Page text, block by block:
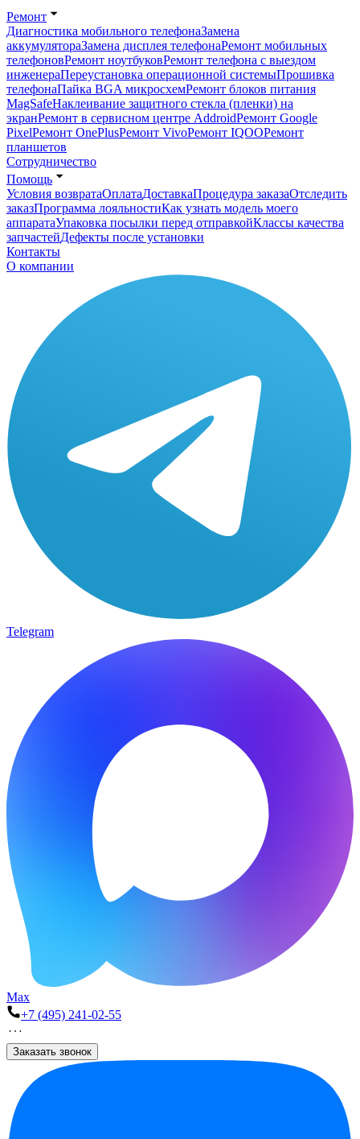
Ремонт
Диагностика мобильного телефонаЗамена
аккумулятораЗамена дисплея телефонаРемонт мобильных
телефоновРемонт ноутбуковРемонт телефона с выездом
инженераПереустановка операционной системыПрошивка
телефонаПайка BGA микросхемРемонт блоков питания
MagSafeНаклеивание защитного стекла (пленки) на
экранРемонт в сервисном центре AddroidРемонт Google
PixelРемонт OnePlusРемонт VivoРемонт IQOOРемонт
планшетов
Сотрудничество
Помощь
Условия возвратаОплатаДоставкаПроцедура заказаОтследить
заказПрограмма лояльностиКак узнать модель моего
аппаратаУпаковка посылки перед отправкойКлассы качества
запчастейДефекты после установки
Контакты
О компании
Telegram
Max
+7 (495) 241-02-55
Заказать звонок